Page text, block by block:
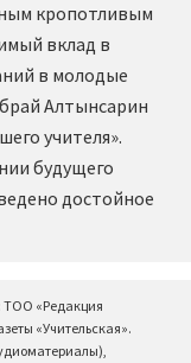
кропотливым
вклад в
в молодые
Алтынсарин
учителя».
будущего
достойное
ТОО «Редакция
«Учительская».